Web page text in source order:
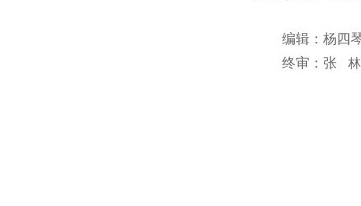
编辑：杨四
终审：张
林